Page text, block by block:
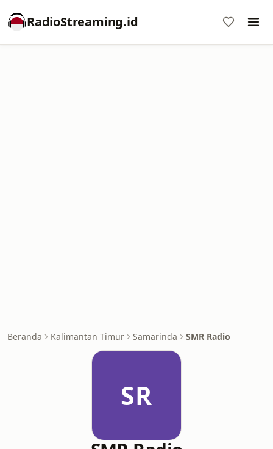
RadioStreaming.id
Beranda Kalimantan Timur Samarinda SMR Radio
SR